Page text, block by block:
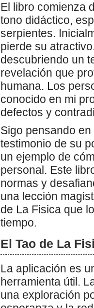
El libro comienza
tono didáctico,
serpientes.
pierde su
descubriendo un
revelación que
humana. Los
conocido en mi
defectos y
Sigo pensando
testimonio de su
un ejemplo de
personal. Este
normas y
una lección
de La Fisica que
tiempo.
El Tao de La
La aplicación es
herramienta útil.
una exploración